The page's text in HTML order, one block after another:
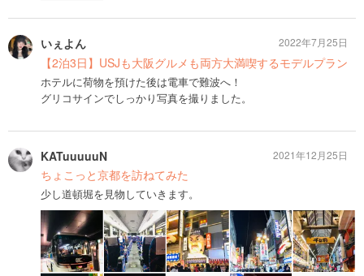
いぇよん
【2泊3日】USJも大阪グルメも両方大満喫するモデルプラン
ホテルに荷物を預けた後は電車で難波へ！
グリコサインでしっかり写真を撮りました。
2022年7月25日
KATuuuuuN
ちょこっと京都を訪ねてみた
少し道頓堀を見物していきます。
2021年12月25日